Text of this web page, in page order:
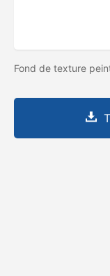
Fond de texture